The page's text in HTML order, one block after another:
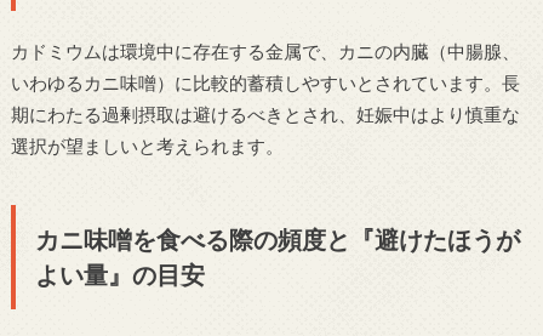
カドミウムは環境中に存在する金属で、カニの内臓（中腸腺、
いわゆるカニ味噌）に比較的蓄積しやすいとされています。長
期にわたる過剰摂取は避けるべきとされ、妊娠中はより慎重な
選択が望ましいと考えられます。
カニ味噌を食べる際の頻度と『避けたほうが
よい量』の目安